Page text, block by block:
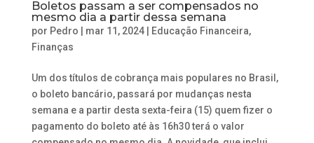
Boletos passam a ser compensados no
mesmo dia a partir dessa semana
por Pedro mar 11, 2024| Educação Financeira,
Finanças
Um dos títulos de cobrança mais populares no Brasil,
o boleto bancário, passará por mudanças nesta
semana e a partir desta sexta-feira (15) quem fizer o
pagamento do boleto até às 16h30 terá o valor